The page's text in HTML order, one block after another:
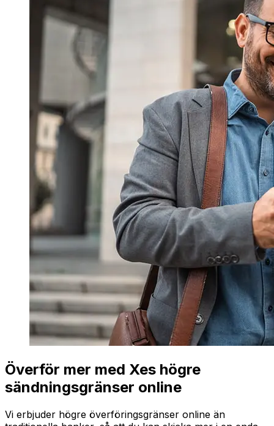
Överför mer med Xes högre
sändningsgränser online
Vi erbjuder högre överföringsgränser online än